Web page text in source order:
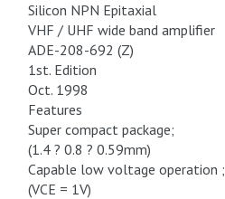
Silicon NPN Epitaxial
VHF / UHF wide band amplifier
ADE-208-692 (Z)
1st. Edition
Oct. 1998
Features
Super compact package;
(1.4 ? 0.8 ? 0.59mm)
Capable low voltage operation ;
(VCE = 1V)